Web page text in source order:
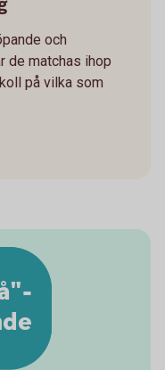
och
de matchas ihop
på vilka som